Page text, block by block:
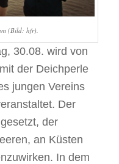
(Bild: hfr).
30.08. wird von
der Deichperle
jungen Vereins
Der
der
an Küsten
In dem